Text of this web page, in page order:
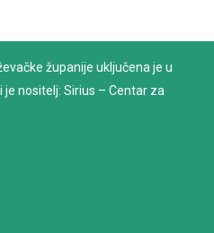
županije uključena je u
nositelj: Sirius – Centar za